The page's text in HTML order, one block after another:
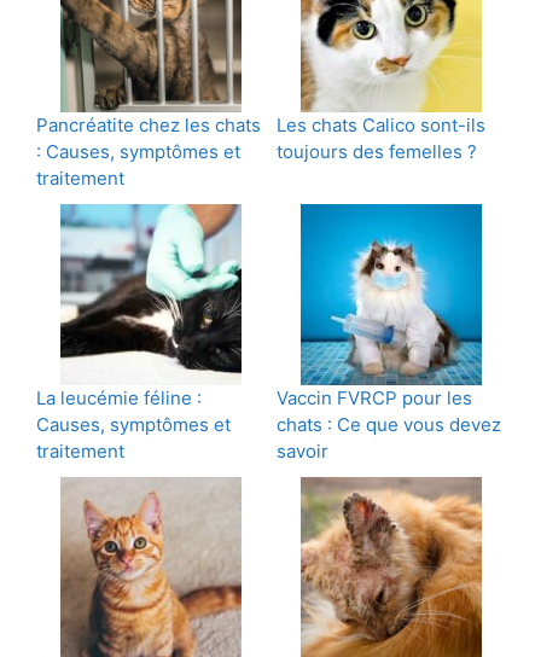
Pancréatite chez les chats
: Causes, symptômes et
traitement
Les chats Calico sont-ils
toujours des femelles ?
La leucémie féline :
Causes, symptômes et
traitement
Vaccin FVRCP pour les
chats : Ce que vous devez
savoir